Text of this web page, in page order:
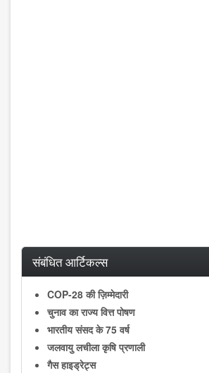
संबंधित आर्टिकल्स
COP-28 की ज़िम्मेदारी
चुनाव का राज्य वित्त पोषण
भारतीय संसद के 75 वर्ष
जलवायु लचीला कृषि प्रणाली
गैस हाइड्रेट्स